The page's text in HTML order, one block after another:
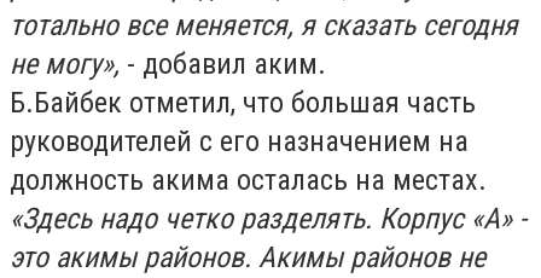
тотально все меняется, я сказать сегодня
не могу», - добавил аким.
Б.Байбек отметил, что большая часть
руководителей с его назначением на
должность акима осталась на местах.
«Здесь надо четко разделять. Корпус «А» -
это акимы районов. Акимы районов не